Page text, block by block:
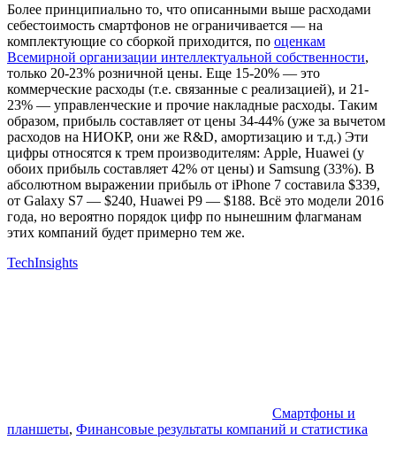
Более принципиально то, что описанными выше расходами
себестоимость смартфонов не ограничивается — на
комплектующие со сборкой приходится, по оценкам
Всемирной организации интеллектуальной собственности,
только 20-23% розничной цены. Еще 15-20% — это
коммерческие расходы (т.е. связанные с реализацией), и 21-
23% — управленческие и прочие накладные расходы. Таким
образом, прибыль составляет от цены 34-44% (уже за вычетом
расходов на НИОКР, они же R&D, амортизацию и т.д.) Эти
цифры относятся к трем производителям: Apple, Huawei (у
обоих прибыль составляет 42% от цены) и Samsung (33%). В
абсолютном выражении прибыль от iPhone 7 составила $339,
от Galaxy S7 — $240, Huawei P9 — $188. Всё это модели 2016
года, но вероятно порядок цифр по нынешним флагманам
этих компаний будет примерно тем же.
TechInsights
Смартфоны и
планшеты, Финансовые результаты компаний и статистика